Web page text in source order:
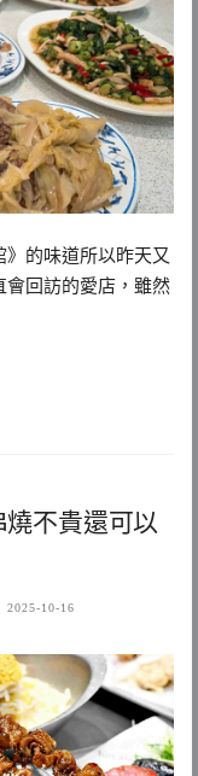
的味道所以昨天又
會回訪的愛店，雖然
燒不貴還可以
2025-10-16